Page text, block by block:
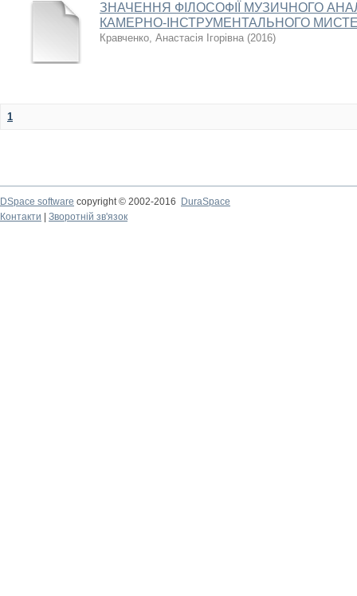
ЗНАЧЕННЯ ФІЛОСОФІЇ МУЗИЧНОГО
КАМЕРНО-ІНСТРУМЕНТАЛЬНОГО
Кравченко, Анастасія Ігорівна (2016)
1
DSpace software copyright © 2002-2016
DuraSpace
Контакти
Зворотній зв'язок